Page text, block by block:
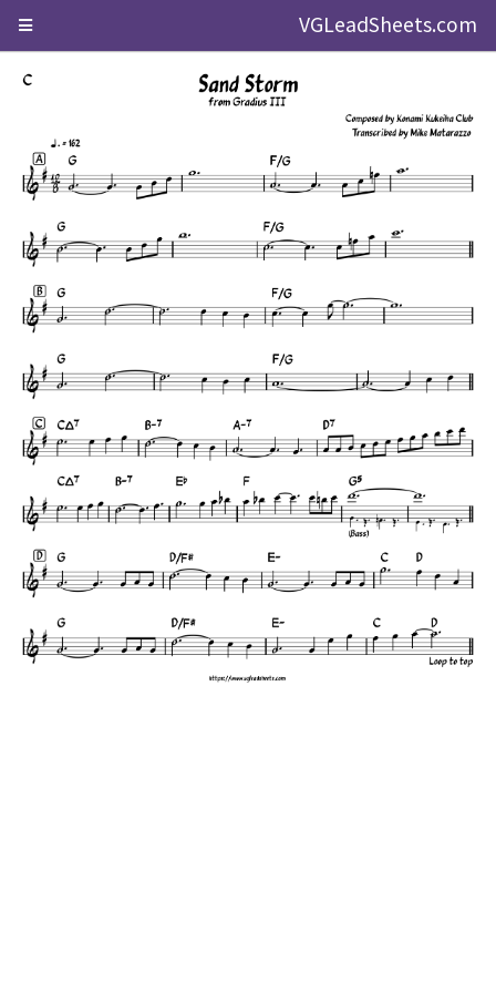
VGLeadSheets.com